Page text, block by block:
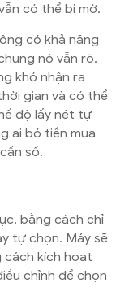
có thể bị mờ.
có khả năng
nó vẫn rõ.
khó nhận ra
gian và có thể
độ lấy nét tự
ai bỏ tiền mua
số.
bằng cách chỉ
tự chọn. Máy sẽ
cách kích hoạt
chỉnh để chọn